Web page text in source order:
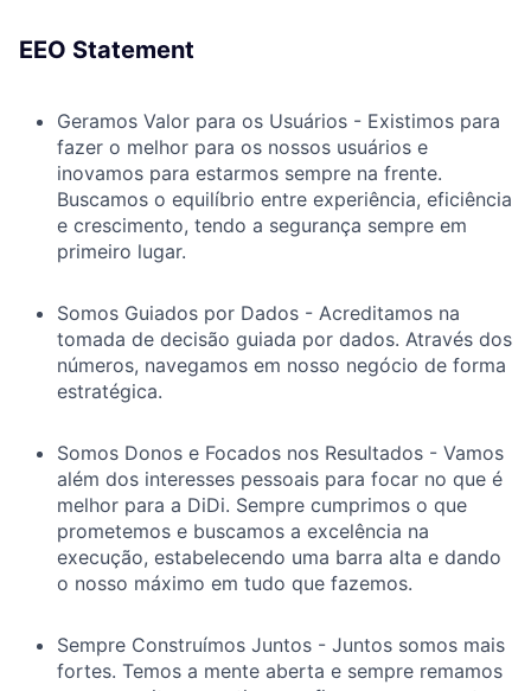
EEO Statement
Geramos Valor para os Usuários - Existimos para
fazer o melhor para os nossos usuários e
inovamos para estarmos sempre na frente.
Buscamos o equilíbrio entre experiência, eficiência
e crescimento, tendo a segurança sempre em
primeiro lugar.
Somos Guiados por Dados - Acreditamos na
tomada de decisão guiada por dados. Através dos
números, navegamos em nosso negócio de forma
estratégica.
Somos Donos e Focados nos Resultados - Vamos
além dos interesses pessoais para focar no que é
melhor para a DiDi. Sempre cumprimos o que
prometemos e buscamos a excelência na
execução, estabelecendo uma barra alta e dando
o nosso máximo em tudo que fazemos.
Sempre Construímos Juntos - Juntos somos mais
fortes. Temos a mente aberta e sempre remamos